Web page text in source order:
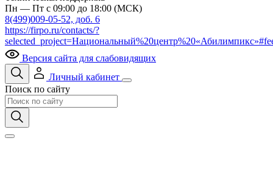
Пн — Пт с 09:00 до 18:00 (МСК)
8(499)009-05-52, доб. 6
https://firpo.ru/contacts/?
Версия сайта для слабовидящих
Личный кабинет
Поиск по сайту